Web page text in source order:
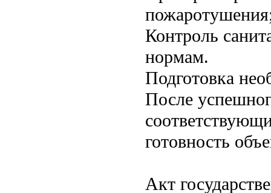
Контроль
нормам.
Подготовка
После
готовность
Акт